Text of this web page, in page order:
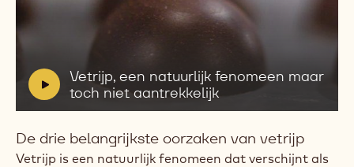
V
i
d
o
Vetrijp, een natuurlijk fenomeen maar
toch niet aantrekkelijk
Video
een
natuurlijk
fenomeen
maar
niet
aantrekkelijk
De drie belangrijkste oorzaken van vetrijp
Vetrijp is een natuurlijk fenomeen dat verschijnt als